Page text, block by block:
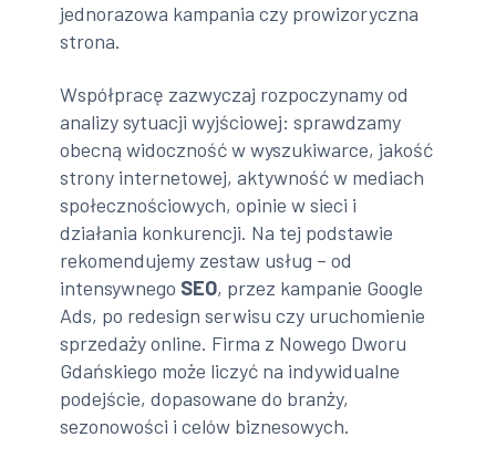
jednorazowa kampania czy prowizoryczna
strona.
Współpracę zazwyczaj rozpoczynamy od
analizy sytuacji wyjściowej: sprawdzamy
obecną widoczność w wyszukiwarce, jakość
strony internetowej, aktywność w mediach
społecznościowych, opinie w sieci i
działania konkurencji. Na tej podstawie
rekomendujemy zestaw usług – od
intensywnego SEO, przez kampanie Google
Ads, po redesign serwisu czy uruchomienie
sprzedaży online. Firma z Nowego Dworu
Gdańskiego może liczyć na indywidualne
podejście, dopasowane do branży,
sezonowości i celów biznesowych.